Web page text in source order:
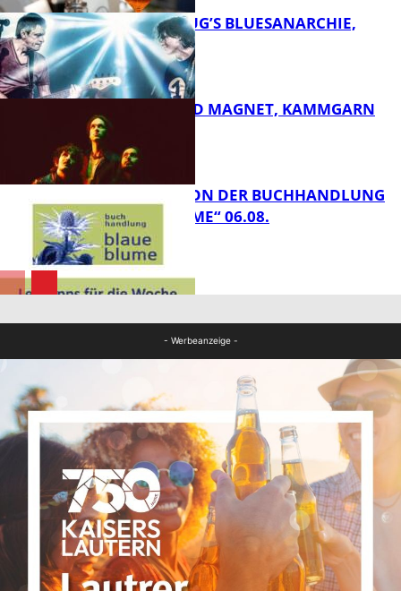
FB Kultur
THOMAS BLUG’S BLUESANARCHIE,
KAMMGARN
DIRTY SOUND MAGNET, KAMMGARN
LESETIPPS VON DER BUCHHANDLUNG
„BLAUE BLUME“ 06.08.
- Werbeanzeige -